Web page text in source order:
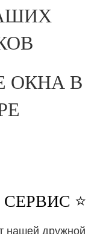
ОКНА В
⭐️
нашей дружной